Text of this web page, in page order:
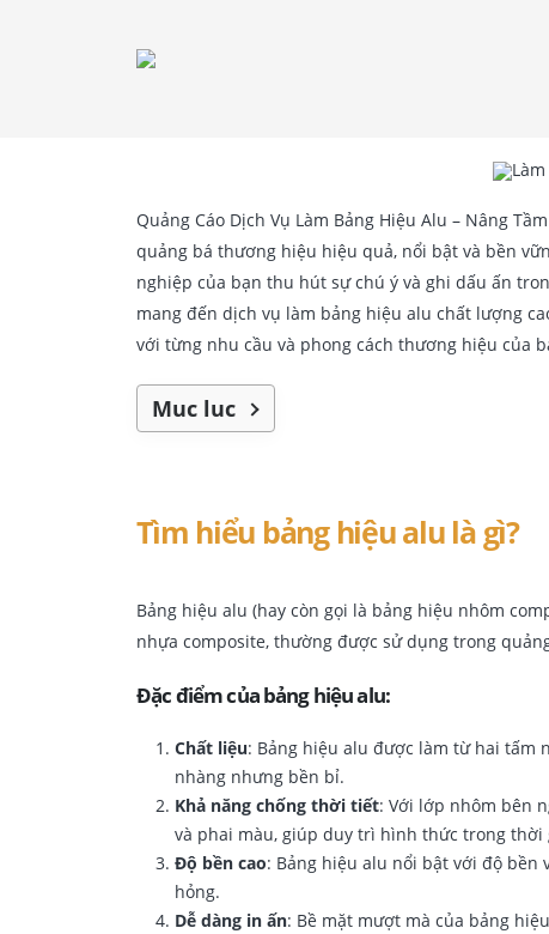
Quảng Cáo Dịch Vụ Làm Bảng Hiệu Alu – Nâng
quảng bá thương hiệu hiệu quả, nổi bật và bền
nghiệp của bạn thu hút sự chú ý và ghi dấu ấn
mang đến dịch vụ làm bảng hiệu alu chất lượng
với từng nhu cầu và phong cách thương hiệu của
Mục lục
Tìm hiểu bảng hiệu alu là gì?
Bảng hiệu alu (hay còn gọi là bảng hiệu nhôm
nhựa composite, thường được sử dụng trong
Đặc điểm của bảng hiệu alu:
Chất liệu: Bảng hiệu alu được làm từ hai tấm
nhàng nhưng bền bỉ.
Khả năng chống thời tiết: Với lớp nhôm bên
và phai màu, giúp duy trì hình thức trong thời
Độ bền cao: Bảng hiệu alu nổi bật với độ bền
hỏng.
Dễ dàng in ấn: Bề mặt mượt mà của bảng